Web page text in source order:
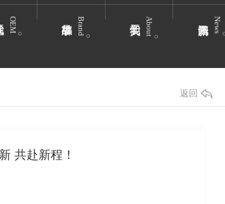
OEM Brand About News
返回
共赴新程！